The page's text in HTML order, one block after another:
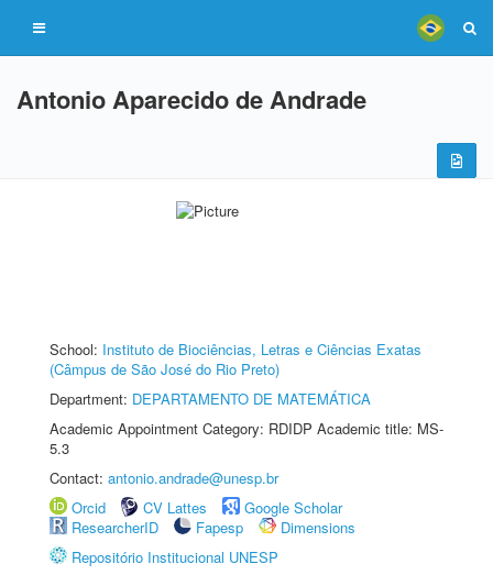
Antonio Aparecido de Andrade
School: Instituto de Biociências, Letras e Ciências Exatas
(Câmpus de São José do Rio Preto)
Department: DEPARTAMENTO DE MATEMÁTICA
Academic Appointment Category: RDIDP Academic title: MS-
5.3
Contact: antonio.andrade@unesp.br
Orcid
CV Lattes
Google Scholar
ResearcherID
Fapesp
Dimensions
Repositório Institucional UNESP